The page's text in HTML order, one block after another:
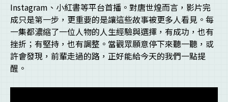
Instagram、小紅書等平台首播。對唐世煌而言，影片完
成只是第一步，更重要的是讓這些故事被更多人看見。每
一集都濃縮了一位人物的人生經驗與選擇，有成功，也有
挫折；有堅持，也有調整。當觀眾願意停下來聽一聽，或
許會發現，前輩走過的路，正好能給今天的我們一點提
醒。